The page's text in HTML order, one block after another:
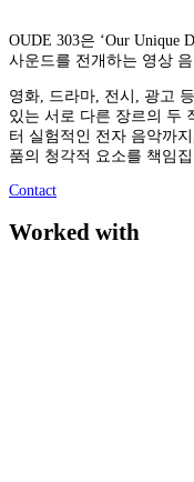
OUDE 303은 ‘Our Unique
사운드를 전개하는 영상
영화, 드라마, 전시, 광고
있는 서로 다른 장르의 두
터 실험적인 전자 음악까
품의 청각적 요소를 책임집
Contact
Worked with